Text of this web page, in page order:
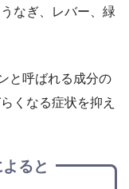
なぎ、レバー、緑
と呼ばれる成分の
くなる症状を抑え
ると